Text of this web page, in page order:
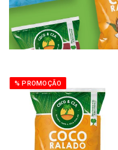
% PROMOÇÃO